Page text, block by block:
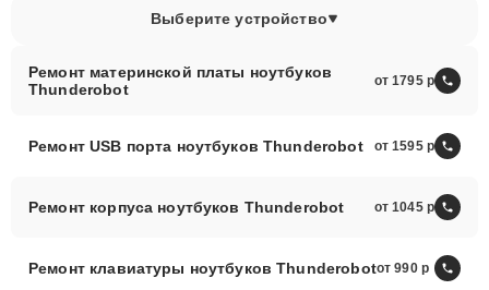
Выберите устройство
Ремонт материнской платы ноутбуков
Thunderobot
от 1795
Ремонт USB порта ноутбуков Thunderobot от 1595
Ремонт корпуса ноутбуков Thunderobot от 1045
Ремонт клавиатуры ноутбуков Thunderobotот 990